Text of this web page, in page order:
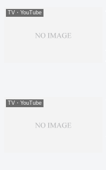
TV・YouTube
TV・YouTube